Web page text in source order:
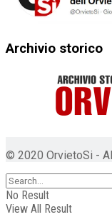
Archivio storico
© 2020 OrvietoSi -
No Result
View All Result